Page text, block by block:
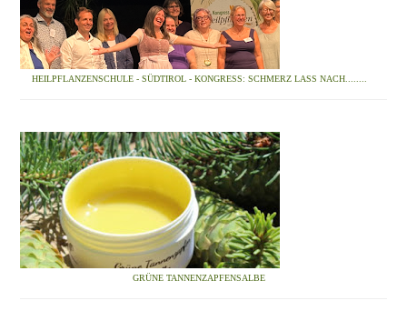
HEILPFLANZENSCHULE - SÜDTIROL - KONGRESS: SCHMERZ LASS NACH........
GRÜNE TANNENZAPFENSALBE